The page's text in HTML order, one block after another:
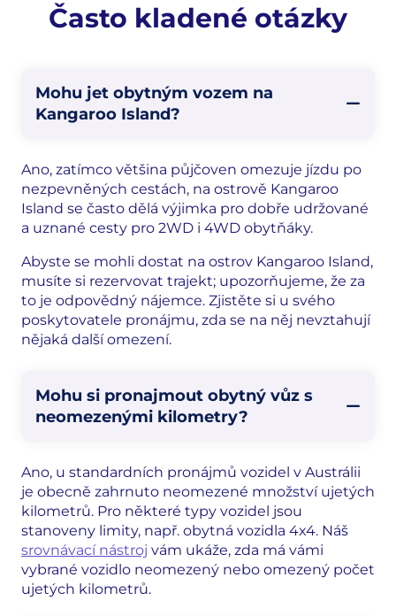
Často kladené otázky
Mohu jet obytným vozem na
Kangaroo Island?
Ano, zatímco většina půjčoven omezuje jízdu po
nezpevněných cestách, na ostrově Kangaroo
Island se často dělá výjimka pro dobře udržované
a uznané cesty pro 2WD i 4WD obytňáky.
Abyste se mohli dostat na ostrov Kangaroo Island,
musíte si rezervovat trajekt; upozorňujeme, že za
to je odpovědný nájemce. Zjistěte si u svého
poskytovatele pronájmu, zda se na něj nevztahují
nějaká další omezení.
Mohu si pronajmout obytný vůz s
neomezenými kilometry?
Ano, u standardních pronájmů vozidel v Austrálii
je obecně zahrnuto neomezené množství ujetých
kilometrů. Pro některé typy vozidel jsou
stanoveny limity, např. obytná vozidla 4x4. Náš
srovnávací nástroj vám ukáže, zda má vámi
vybrané vozidlo neomezený nebo omezený počet
ujetých kilometrů.